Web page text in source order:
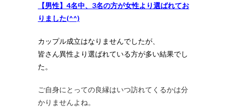
【男性】4名中、3名の方が女性より選ばれてお
りました(^^)
カップル成立はなりませんでしたが、
皆さん異性より選ばれている方が多い結果でし
た。
ご自身にとっての良縁はいつ訪れてくるかは分
かりませんよね。